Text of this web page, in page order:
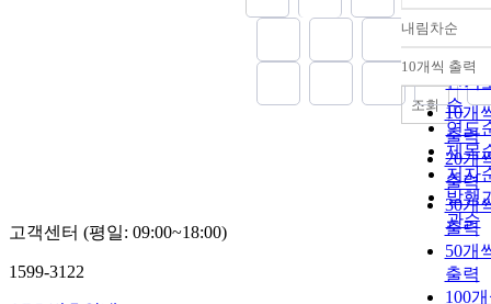
정확
순
인기
순
연도
제목
저자
발행
관순
내림차순
내림
10개씩 출력
10개
출력
20개
출력
30개
출력
50개
출력
100
조회
고객센터 (평일: 09:00~18:00)
1599-3122